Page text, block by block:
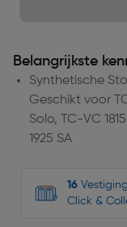
Belangrijkste
Synthetische
Geschikt voor
Solo, TC-VC
1925 SA
16
Click &